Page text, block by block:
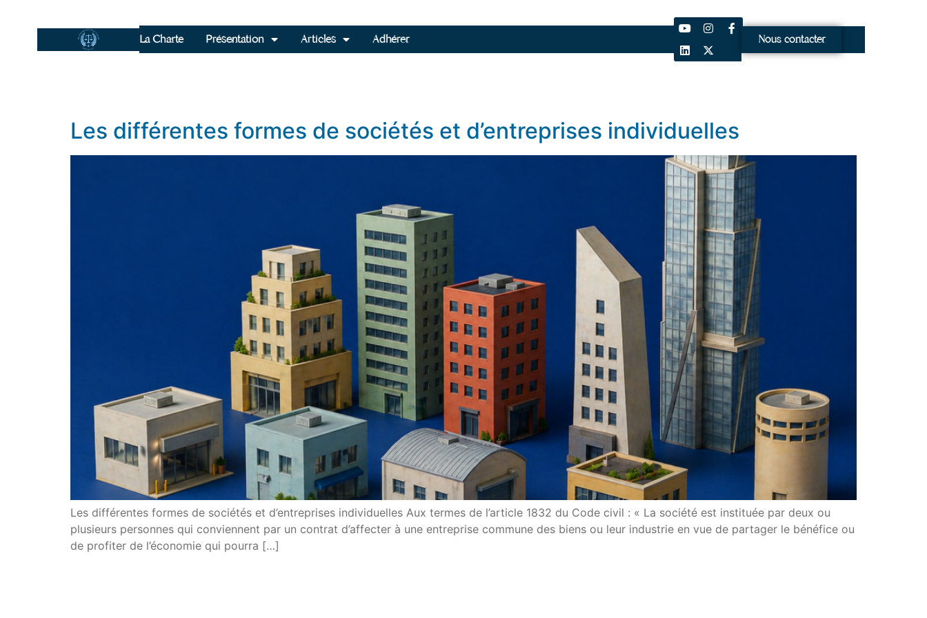
La Charte Présentation Articles Adhérer Nous contacter
Les différentes formes de sociétés et d’entreprises individuelles
Les différentes formes de sociétés et d’entreprises individuelles Aux termes de l’article 1832 du Code civil : « La société est instituée par deux ou
plusieurs personnes qui conviennent par un contrat d’affecter à une entreprise commune des biens ou leur industrie en vue de partager le bénéfice ou
de profiter de l’économie qui pourra […]